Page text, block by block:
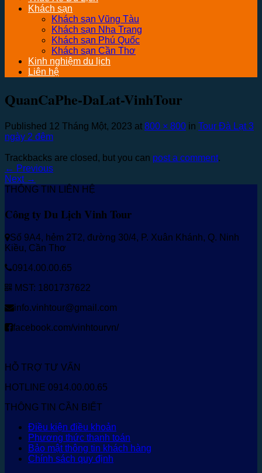
Khách sạn
Khách sạn Vũng Tàu
Khách sạn Nha Trang
Khách sạn Phú Quốc
Khách sạn Cần Thơ
Kinh nghiệm du lịch
Liên hệ
QuanCaPhe-DaLat-VinhTour
Published 12 Tháng Một, 2023 at 800 × 800 in Tour Đà Lạt 3
ngày 2 đêm
Trackbacks are closed, but you can post a comment.
← Previous
Next →
THÔNG TIN LIÊN HỆ
Công ty Du Lịch Vinh Tour
Số 9A4, hẻm 2T2, đường 30/4, P. Xuân Khánh, Q. Ninh
Kiều, Cần Thơ
0914.00.00.65
MST: 1801737622
info.vinhtour@gmail.com
facebook.com/vinhtourvn/
HỖ TRỢ TƯ VẤN
HOTLINE 0914.00.00.65
THÔNG TIN CẦN BIẾT
Điều kiện điều khoản
Phương thức thanh toán
Bảo mật thông tin khách hàng
Chính sách quy định